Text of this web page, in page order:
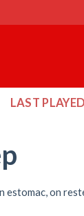
LAST PLAYED
on